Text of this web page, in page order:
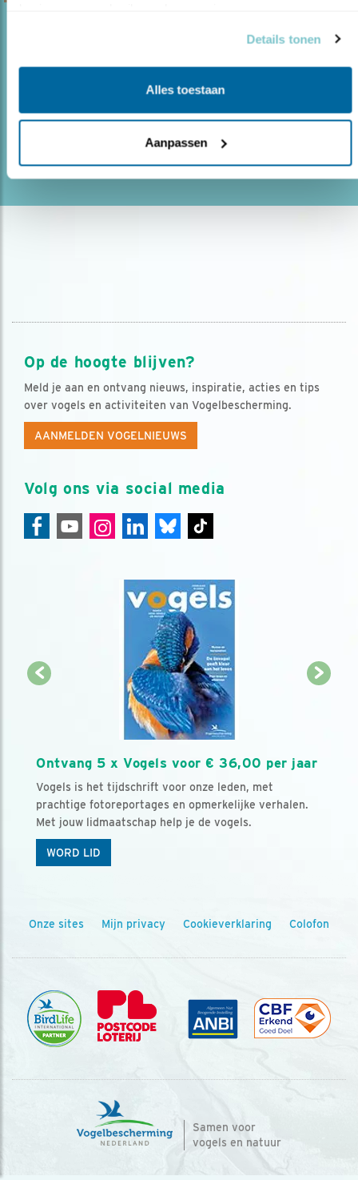
Details tonen
Alles toestaan
Aanpassen
Het is niet moeilijk om een appelvink erg mooi
lees meer
Op de hoogte blijven?
Meld je aan en ontvang nieuws, inspiratie, acties en tips
over vogels en activiteiten van Vogelbescherming.
AANMELDEN VOGELNIEUWS
Volg ons via social media
Ontvang 5 x Vogels voor € 36,00 per jaar
Vogels is het tijdschrift voor onze leden, met
prachtige fotoreportages en opmerkelijke verhalen.
Met jouw lidmaatschap help je de vogels.
WORD LID
Onze sites Mijn privacy Cookieverklaring Colofon
Samen voor
vogels en natuur